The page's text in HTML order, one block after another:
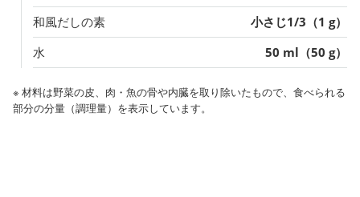
和風だしの素
小さじ1/3（1 g）
水
50 ml（50 g）
※ 材料は野菜の皮、肉・魚の骨や内臓を取り除いたもので、食べられる
部分の分量（調理量）を表示しています。